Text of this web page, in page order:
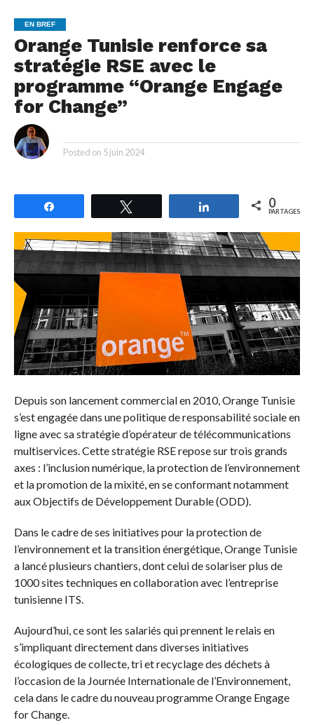
EN BREF
Orange Tunisie renforce sa
stratégie RSE avec le
programme “Orange Engage
for Change”
Posted on 5 juin 2024
Partagez 0
PARTAGES
Depuis son lancement commercial en 2010, Orange Tunisie
s’est engagée dans une politique de responsabilité sociale en
ligne avec sa stratégie d’opérateur de télécommunications
multiservices. Cette stratégie RSE repose sur trois grands
axes : l’inclusion numérique, la protection de l’environnement
et la promotion de la mixité, en se conformant notamment
aux Objectifs de Développement Durable (ODD).
Dans le cadre de ses initiatives pour la protection de
l’environnement et la transition énergétique, Orange Tunisie
a lancé plusieurs chantiers, dont celui de solariser plus de
1000 sites techniques en collaboration avec l’entreprise
tunisienne ITS.
Aujourd’hui, ce sont les salariés qui prennent le relais en
s’impliquant directement dans diverses initiatives
écologiques de collecte, tri et recyclage des déchets à
l’occasion de la Journée Internationale de l’Environnement,
cela dans le cadre du nouveau programme Orange Engage
for Change.